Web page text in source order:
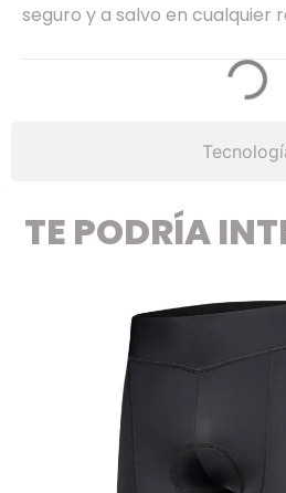
seguro y a salvo en cualquier
TE PODRÍA